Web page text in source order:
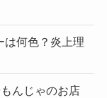
は何色？炎上理
んじゃのお店